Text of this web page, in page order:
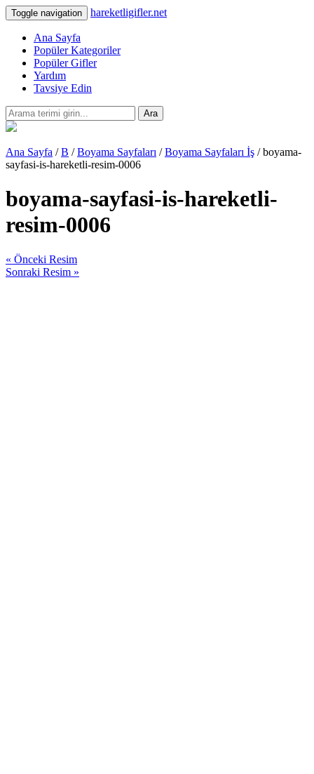
Toggle navigation hareketligifler.net
Ana Sayfa
Popüler Kategoriler
Popüler Gifler
Yardım
Tavsiye Edin
Ara
Ana Sayfa /B /Boyama Sayfaları /Boyama Sayfaları İş / boyama-
sayfasi-is-hareketli-resim-0006
boyama-sayfasi-is-hareketli-
resim-0006
« Önceki Resim
Sonraki Resim »